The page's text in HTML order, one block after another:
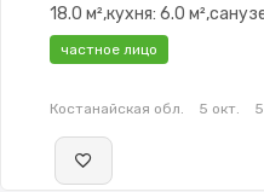
18.0 м²,кухня: 6.0
Проводной,Полностью
2.9,паркинг: Рядом
частное лицо
Костанайская обл. 5 окт.